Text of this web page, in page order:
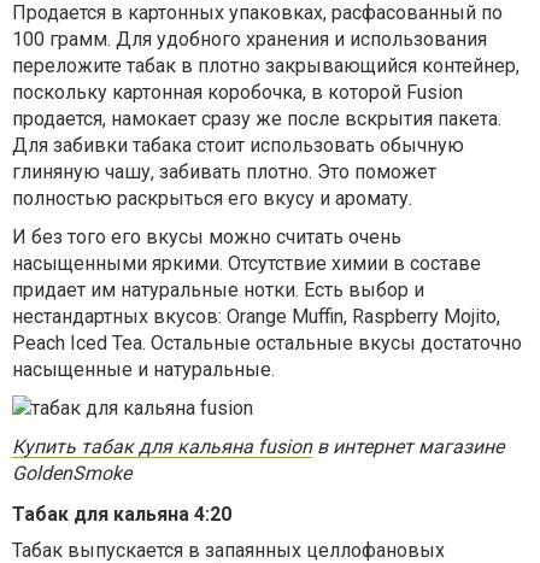
Продается в картонных упаковках, расфасованный по
100 грамм. Для удобного хранения и использования
переложите табак в плотно закрывающийся контейнер,
поскольку картонная коробочка, в которой Fusion
продается, намокает сразу же после вскрытия пакета.
Для забивки табака стоит использовать обычную
глиняную чашу, забивать плотно. Это поможет
полностью раскрыться его вкусу и аромату.
И без того его вкусы можно считать очень
насыщенными яркими. Отсутствие химии в составе
придает им натуральные нотки. Есть выбор и
нестандартных вкусов: Orange Muffin, Raspberry Mojito,
Peach Iced Tea. Остальные остальные вкусы достаточно
насыщенные и натуральные.
Купить табак для кальяна fusionв интернет магазине
GoldenSmoke
Табак для кальяна 4:20
Табак выпускается в запаянных целлофановых